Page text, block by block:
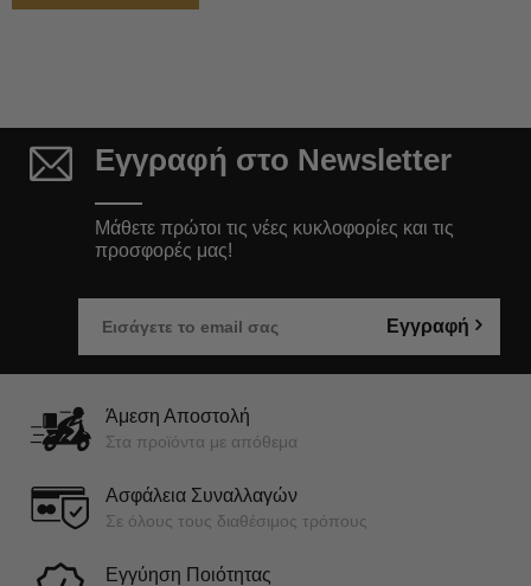
Εγγραφή στο Newsletter
Μάθετε πρώτοι τις νέες κυκλοφορίες και τις
προσφορές μας!
Εγγραφή
Άμεση Αποστολή
Στα προϊόντα με απόθεμα
Ασφάλεια Συναλλαγών
Σε όλους τους διαθέσιμος τρόπους
Εγγύηση Ποιότητας